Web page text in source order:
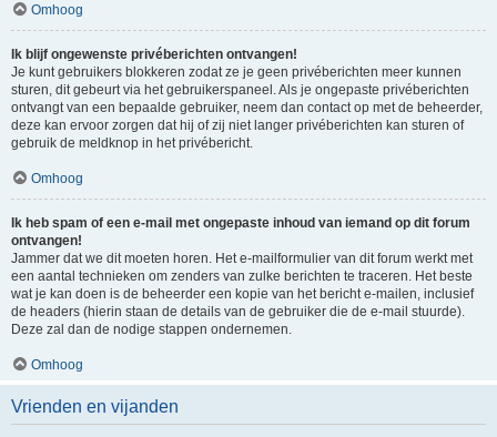
Omhoog
Ik blijf ongewenste privéberichten ontvangen!
Je kunt gebruikers blokkeren zodat ze je geen privéberichten meer kunnen
sturen, dit gebeurt via het gebruikerspaneel. Als je ongepaste privéberichten
ontvangt van een bepaalde gebruiker, neem dan contact op met de beheerder,
deze kan ervoor zorgen dat hij of zij niet langer privéberichten kan sturen of
gebruik de meldknop in het privébericht.
Omhoog
Ik heb spam of een e-mail met ongepaste inhoud van iemand op dit forum
ontvangen!
Jammer dat we dit moeten horen. Het e-mailformulier van dit forum werkt met
een aantal technieken om zenders van zulke berichten te traceren. Het beste
wat je kan doen is de beheerder een kopie van het bericht e-mailen, inclusief
de headers (hierin staan de details van de gebruiker die de e-mail stuurde).
Deze zal dan de nodige stappen ondernemen.
Omhoog
Vrienden en vijanden